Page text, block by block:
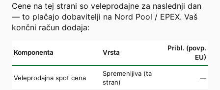
Cene na tej strani so veleprodajne za naslednji dan
— to plačajo dobavitelji na Nord Pool / EPEX. Vaš
končni račun dodaja:
Komponenta Vrsta
Pribl. (povp.
EU)
Veleprodajna spot cena
Spremenljiva (ta
stran)
—